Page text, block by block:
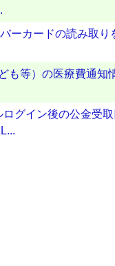
ーカードの読み取
も等）の医療費通知
グイン後の公金受